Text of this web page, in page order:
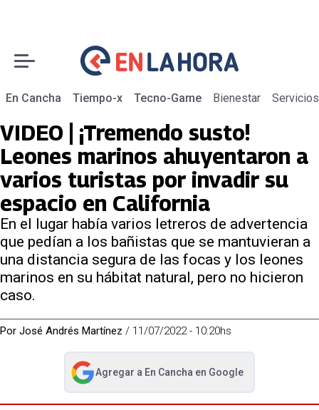
En Cancha Tiempo-x Tecno-Game Bienestar Servicios
VIDEO | ¡Tremendo susto!
Leones marinos ahuyentaron a
varios turistas por invadir su
espacio en California
En el lugar había varios letreros de advertencia
que pedían a los bañistas que se mantuvieran a
una distancia segura de las focas y los leones
marinos en su hábitat natural, pero no hicieron
caso.
Por José Andrés Martínez / 11/07/2022 - 10:20hs
Agregar a En Cancha en Google
abre en nueva pestaña